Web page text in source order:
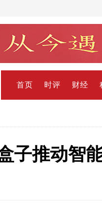
首页 时评 财经
子推动智